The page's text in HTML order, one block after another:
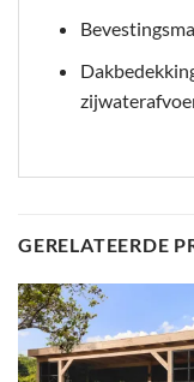
GERELATEERDE